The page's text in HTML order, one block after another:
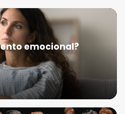
emocional?